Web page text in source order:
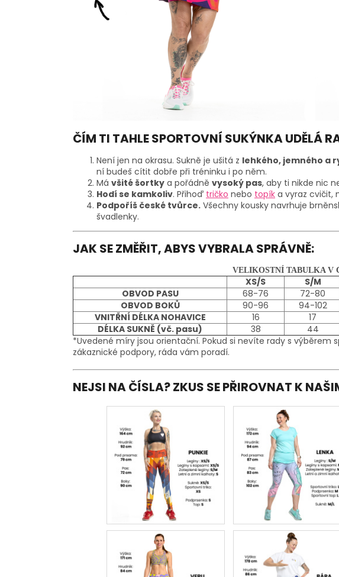
ČÍM TI TAHLE SPORTOVNÍ SUKÝNKA UDĚLÁ
Není jen na okrasu. Sukně je ušitá z lehkého, jemného a
ní budeš cítit dobře při tréninku i po něm.
Má všité šortky a pořádně vysoký pas, aby ti nikde nic
Hodí se kamkoliv. Přihoď tričko nebo topík a vyraz cvičit,
Podpoříš české tvůrce. Všechny kousky navrhuje
švadlenky.
JAK SE ZMĚŘIT, ABYS VYBRALA SPRÁVNĚ:
VELIKOSTNÍ TABULKA V
XS/S S/M
OBVOD PASU
68-76 72-80
OBVOD BOKŮ
90-96 94-102
VNITŘNÍ DÉLKA NOHAVICE
16 17
DÉLKA SUKNĚ (vč. pasu)
38 44
*Uvedené míry jsou orientační. Pokud si nevíte rady s výběrem
zákaznické podpory, ráda vám poradí.
NEJSI NA ČÍSLA? ZKUS SE PŘIROVNAT K